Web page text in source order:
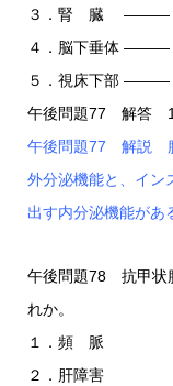
３．腎 臓 ―――
４．脳下垂体 ―――
５．視床下部 ―――
午後問題77 解答 1
午後問題77 解説 膵
外分泌機能と、イン
出す内分泌機能があ
午後問題78 抗甲状
れか。
１．頻 脈
２．肝障害